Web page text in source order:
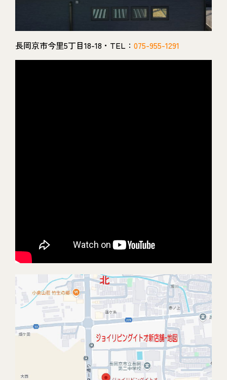
長岡京市今里5丁目18-18・TEL： 075-955-1291